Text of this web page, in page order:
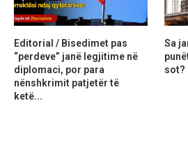
Editorial / Bisedimet pas
“perdeve” janë legjitime në
diplomaci, por para
nënshkrimit patjetër të
ketë...
Sa
sot?